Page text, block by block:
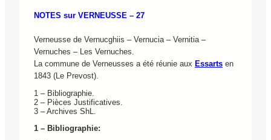
NOTES sur VERNEUSSE – 27
Verneusse de Vernucghiis – Vernucia – Vernitia –
Vernuches – Les Vernuches.
La commune de Verneusses a été réunie aux Essarts en
1843 (Le Prevost).
1 – Bibliographie.
2 – Pièces Justificatives.
3 – Archives ShL.
1 – Bibliographie: